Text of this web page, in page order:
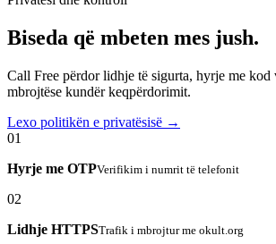
Biseda që mbeten mes jush.
Call Free përdor lidhje të sigurta, hyrje me kod
mbrojtëse kundër keqpërdorimit.
Lexo politikën e privatësisë →
01
Hyrje me OTPVerifikim i numrit të telefonit
02
Lidhje HTTPSTrafik i mbrojtur me okult.org